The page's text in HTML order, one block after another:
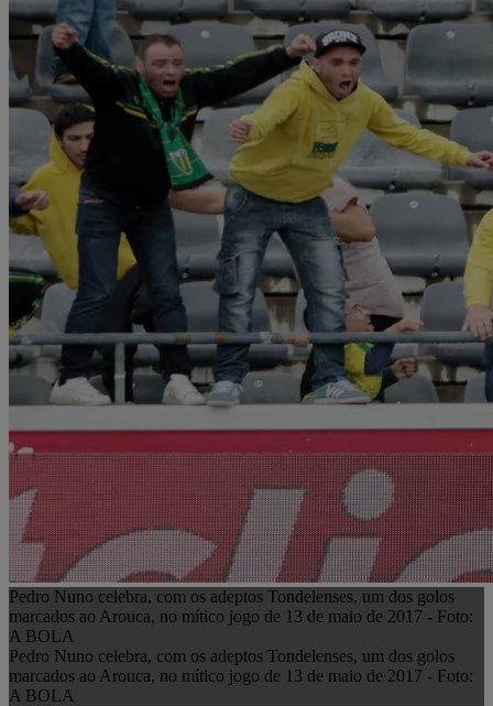
Pedro Nuno celebra, com os adeptos Tondelenses, um dos golos
marcados ao Arouca, no mítico jogo de 13 de maio de 2017 - Foto:
A BOLA
Pedro Nuno celebra, com os adeptos Tondelenses, um dos golos
marcados ao Arouca, no mítico jogo de 13 de maio de 2017 - Foto:
A BOLA